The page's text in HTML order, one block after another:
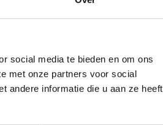
social media te bieden en om ons
met onze partners voor social
andere informatie die u aan ze heeft
LE Papendrecht